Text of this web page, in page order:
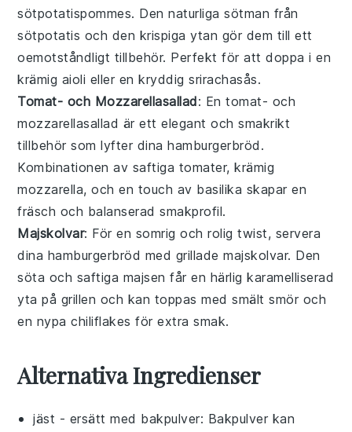
sötpotatispommes. Den naturliga sötman från
sötpotatis och den krispiga ytan gör dem till ett
oemotståndligt tillbehör. Perfekt för att doppa i en
krämig aioli eller en kryddigsrirachasås.
Tomat- och Mozzarellasallad: Entomat- och
mozzarellasallad är ett elegant och smakrikt
tillbehör som lyfter dinahamburgerbröd .
Kombinationen av saftiga tomater, krämig
mozzarella, och en touch av basilika skapar en
fräsch och balanserad smakprofil.
Majskolvar: För en somrig och rolig twist, servera
dina hamburgerbröd med grillade majskolvar. Den
söta och saftiga majsen får en härlig karamelliserad
yta på grillen och kan toppas med smältsmör och
en nypachiliflakes för extra smak.
Alternativa Ingredienser
jäst - ersätt med bakpulver: Bakpulver kan